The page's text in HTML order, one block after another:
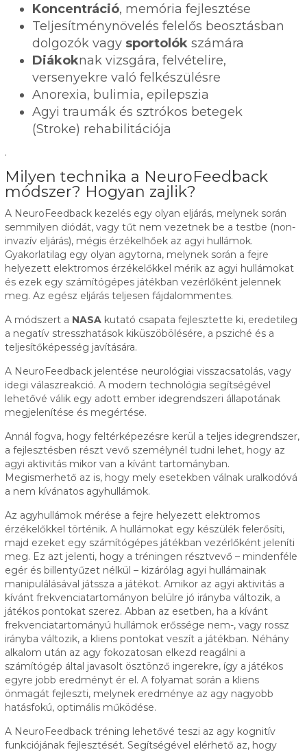
Koncentráció, memória fejlesztése
Teljesítménynövelés felelős beosztásban
dolgozók vagy sportolókszámára
Diákoknak vizsgára, felvételire,
versenyekre való felkészülésre
Anorexia, bulimia, epilepszia
Agyi traumák és sztrókos betegek
(Stroke) rehabilitációja
.
Milyen technika a NeuroFeedback
módszer? Hogyan zajlik?
A NeuroFeedback kezelés egy olyan eljárás, melynek során
semmilyen diódát, vagy tűt nem vezetnek be a testbe (non-
invazív eljárás), mégis érzékelhőek az agyi hullámok.
Gyakorlatilag egy olyan agytorna, melynek során a fejre
helyezett elektromos érzékelőkkel mérik az agyi hullámokat
és ezek egy számítógépes játékban vezérlőként jelennek
meg. Az egész eljárás teljesen fájdalommentes.
A módszert a NASAkutató csapata fejlesztette ki, eredetileg
a negatív stresszhatások kiküszöbölésére, a psziché és a
teljesítőképesség javítására.
A NeuroFeedback jelentése neurológiai visszacsatolás, vagy
idegi válaszreakció. A modern technológia segítségével
lehetővé válik egy adott ember idegrendszeri állapotának
megjelenítése és megértése.
Annál fogva, hogy feltérképezésre kerül a teljes idegrendszer,
a fejlesztésben részt vevő személynél tudni lehet, hogy az
agyi aktivitás mikor van a kívánt tartományban.
Megismerhető az is, hogy mely esetekben válnak uralkodóvá
a nem kívánatos agyhullámok.
Az agyhullámok mérése a fejre helyezett elektromos
érzékelőkkel történik. A hullámokat egy készülék felerősíti,
majd ezeket egy számítógépes játékban vezérlőként jeleníti
meg. Ez azt jelenti, hogy a tréningen résztvevő – mindenféle
egér és billentyűzet nélkül – kizárólag agyi hullámainak
manipulálásával játssza a játékot. Amikor az agyi aktivitás a
kívánt frekvenciatartományon belülre jó irányba változik, a
játékos pontokat szerez. Abban az esetben, ha a kívánt
frekvenciatartományú hullámok erőssége nem-, vagy rossz
irányba változik, a kliens pontokat veszít a játékban. Néhány
alkalom után az agy fokozatosan elkezd reagálni a
számítógép által javasolt ösztönző ingerekre, így a játékos
egyre jobb eredményt ér el. A folyamat során a kliens
önmagát fejleszti, melynek eredménye az agy nagyobb
hatásfokú, optimális működése.
A NeuroFeedback tréning lehetővé teszi az agy kognitív
funkciójának fejlesztését. Segítségével elérhető az, hogy